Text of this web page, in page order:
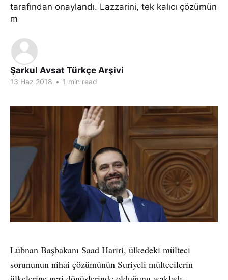
tarafından onaylandı. Lazzarini, tek kalıcı çözümün
m
Şarkul Avsat Türkçe Arşivi
13 Haz 2018 • 1 min read
Lübnan Başbakanı Saad Hariri, ülkedeki mülteci
sorununun nihai çözümünün Suriyeli mültecilerin